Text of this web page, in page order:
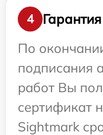
4
Гарантия
По
подписания
работ Вы
сертификат
Sightmark